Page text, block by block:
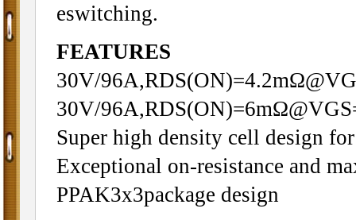
eswitching.
FEATURES
30V/
30V/
Super high density cell design
Exceptional on-resistance and
PPAK3x3package design